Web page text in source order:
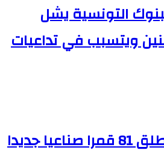
التونسية يشل
ويتسبب في تداعيات
جديدا